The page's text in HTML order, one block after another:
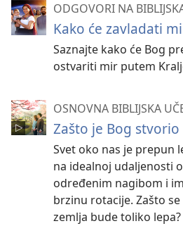
ODGOVORI NA
Kako će zavladati
Saznajte kako će Bog
ostvariti mir putem
OSNOVNA BIBLIJSKA
Zašto je Bog stvorio
Svet oko nas je prepun
na idealnoj udaljenosti
određenim nagibom i
brzinu rotacije. Zašto
zemlja bude toliko lepa?